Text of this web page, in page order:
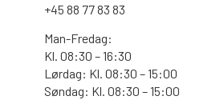
+45 88 77 83 83
Man-Fredag:
Kl. 08:30 – 16:30
Lørdag: Kl. 08:30 – 15:00
Søndag: Kl. 08:30 – 15:00